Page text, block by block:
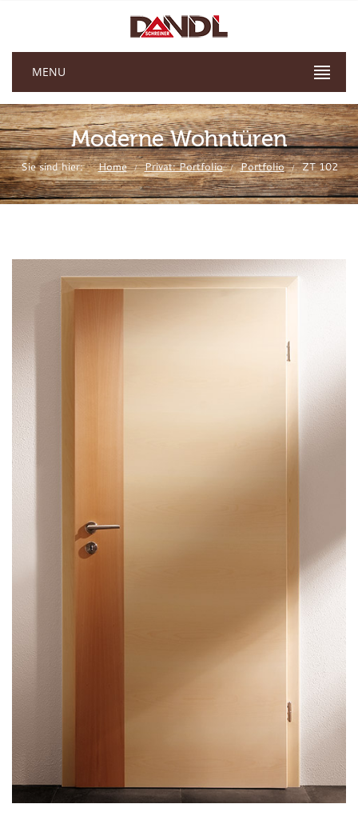
MENU
Moderne Wohntüren
Sie sind hier: Home / Privat: Portfolio / Portfolio / ZT 102